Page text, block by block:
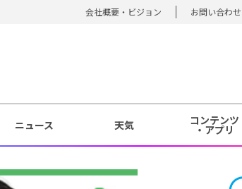
会社概要・ビジョン お問い合わせ
ニュース 天気 コンテンツ
・アプリ